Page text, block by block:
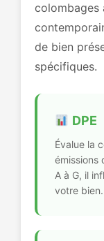
colombages
de bien
spécifiques.
DPE
Évalue la
émissions
A à G, il
votre bien.